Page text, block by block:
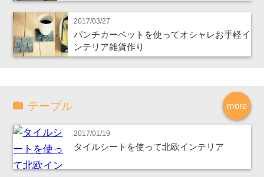
2017/03/27
パンチカーペットを使ってオシャレお手軽イ
ンテリア雑貨作り
more
テーブル
2017/01/19
タイルシートを使って北欧インテリア